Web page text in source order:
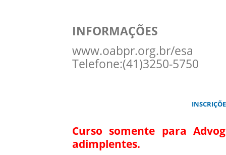
INFORMAÇÕES
www.oabpr.org.br/esa
Telefone:(41)3250-5750
Curso somente para
adimplentes.